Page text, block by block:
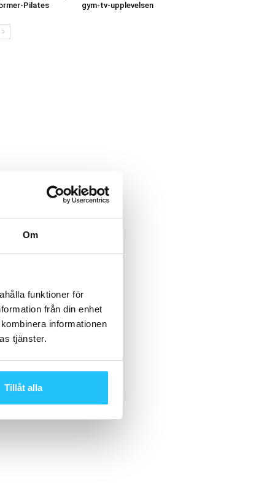
Om
funktioner för
från din enhet
informationen
tjänster.
Tillåt alla
Pilates
gym-tv-upplevelsen